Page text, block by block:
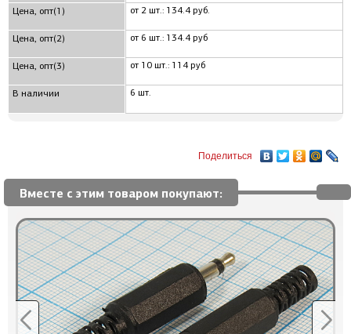
Цена, опт(1)
Цена, опт(2)
Цена, опт(3)
В наличии
от 2 шт.: 134.4 руб.
от 6 шт.: 134.4 руб
от 10 шт.: 114 руб
6 шт.
Поделиться
Вместе с этим товаром покупают: